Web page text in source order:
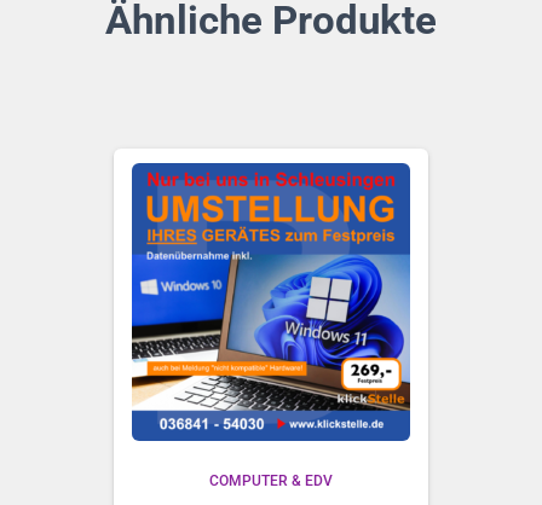
Ähnliche Produkte
COMPUTER & EDV